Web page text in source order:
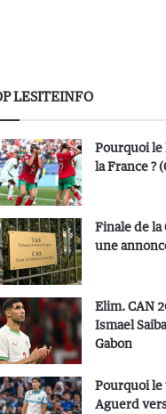
LESITEINFO
Pourquoi le
la France ?
Finale de la
une
Elim. CAN
Ismael
Gabon
Pourquoi
Aguerd vers